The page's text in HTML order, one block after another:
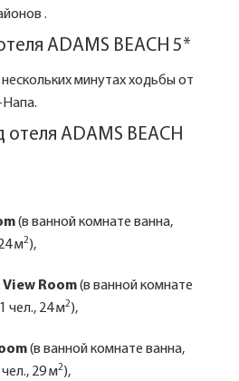
.
ADAMS BEACH 5*
минутах ходьбы от
ADAMS BEACH
(в ванной комнате ванна,
м2),
View Room(в ванной комнате
чел., 24 м2),
(в ванной комнате ванна,
29 м2),